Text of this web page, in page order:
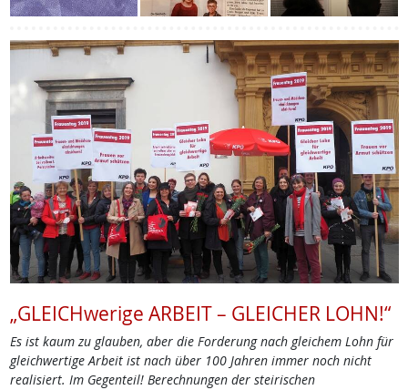
„GLEICHwerige ARBEIT – GLEICHER LOHN!“
Es ist kaum zu glauben, aber die Forderung nach gleichem Lohn für
gleichwertige Arbeit ist nach über 100 Jahren immer noch nicht
realisiert. Im Gegenteil! Berechnungen der steirischen